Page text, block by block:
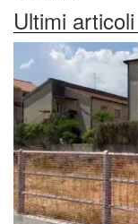
Ultimi articoli